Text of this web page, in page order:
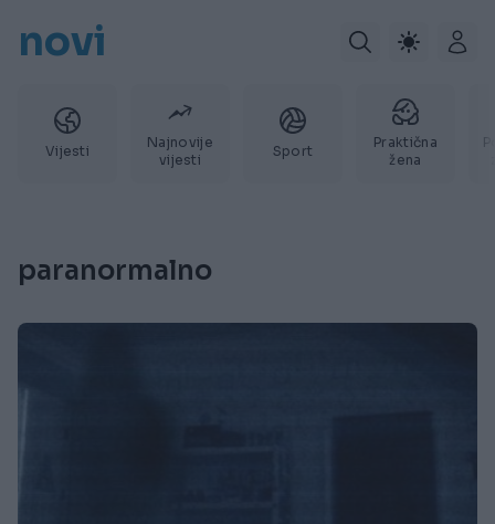
novi
Vijesti
Najnovije
vijesti
Sport
Praktična
žena
paranormalno